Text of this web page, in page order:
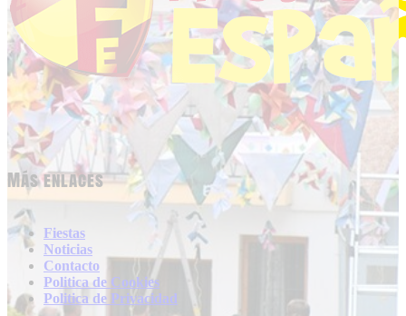
Más enlaces
Fiestas
Noticias
Contacto
Politica de Cookies
Politica de Privacidad